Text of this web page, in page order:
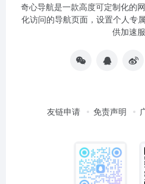
奇心导航是一款高度可定制化的
化访问的导航页面，设置个人专
供加速
友链申请 免责声明